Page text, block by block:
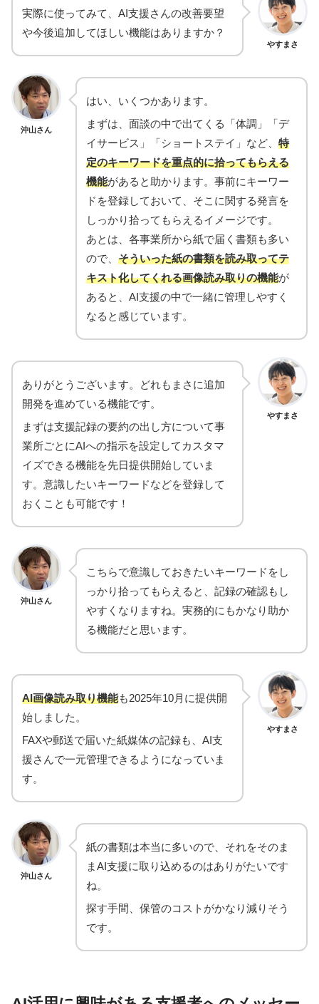
やすまさ
実際に使ってみて、AI支援さんの改善要望
や今後追加してほしい機能はありますか？
沖山さん
はい、いくつかあります。
まずは、面談の中で出てくる「体調」「デ
イサービス」「ショートステイ」など、 特
定のキーワードを重点的に拾ってもらえる
機能があると助かります。事前にキーワー
ドを登録しておいて、そこに関する発言を
しっかり拾ってもらえるイメージです。
あとは、各事業所から紙で届く書類も多い
ので、 そういった紙の書類を読み取ってテ
キスト化してくれる画像読み取りの機能が
あると、AI支援の中で一緒に管理しやすく
なると感じています。
やすまさ
ありがとうございます。どれもまさに追加
開発を進めている機能です。
まずは支援記録の要約の出し方について事
業所ごとにAIへの指示を設定してカスタマ
イズできる機能を先日提供開始していま
す。意識したいキーワードなどを登録して
おくことも可能です！
沖山さん
こちらで意識しておきたいキーワードをし
っかり拾ってもらえると、記録の確認もし
やすくなりますね。実務的にもかなり助か
る機能だと思います。
やすまさ
AI画像読み取り機能も2025年10月に提供開
始しました。
FAXや郵送で届いた紙媒体の記録も、AI支
援さんで一元管理できるようになっていま
す。
沖山さん
紙の書類は本当に多いので、それをそのま
まAI支援に取り込めるのはありがたいです
ね。
探す手間、保管のコストがかなり減りそう
です。